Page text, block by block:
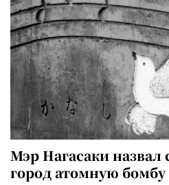
Мэр Нагасаки
город атомную бомбу